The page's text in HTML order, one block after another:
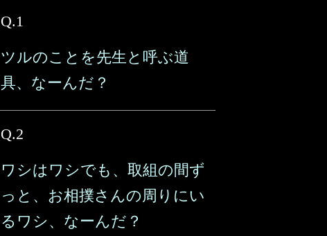
Q.1
ツルのことを先生と呼ぶ道
具、なーんだ？
Q.2
ワシはワシでも、取組の間ず
っと、お相撲さんの周りにい
るワシ、なーんだ？